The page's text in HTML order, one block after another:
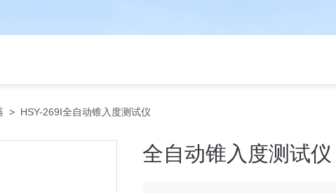
> HSY-269I全自动锥入度测试仪
全自动锥入度测试仪